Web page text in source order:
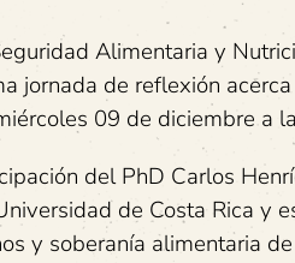
Alimentaria y
jornada de reflexión
09 de diciembre a
del PhD Carlos
de Costa Rica y
y soberanía alimentaria